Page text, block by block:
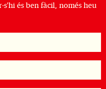
s'hi és ben fàcil, només heu